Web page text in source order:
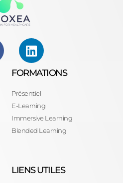
FORMATIONS
Présentiel
E-Learning
Immersive Learning
Blended Learning
LIENS UTILES